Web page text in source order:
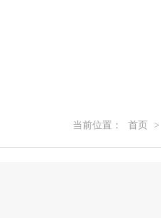
当前位置： 首页 >